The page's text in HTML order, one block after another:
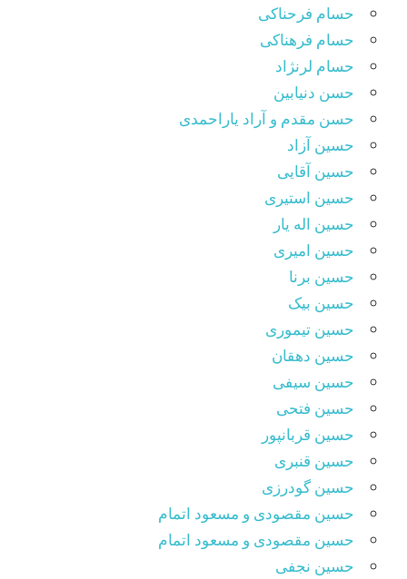
حسام فرحناکی
حسام فرهناکی
حسام لرنژاد
حسن دنیابین
حسن مقدم و آراد یاراحمدی
حسین آزاد
حسین آقایی
حسین استیری
حسین اله یار
حسین امیری
حسین برنا
حسین بیک
حسین تیموری
حسین دهقان
حسین سیفی
حسین فتحی
حسین قربانپور
حسین قنبری
حسین گودرزی
حسین مقصودى و مسعود اتمام
حسین مقصودی و مسعود اتمام
حسین نجفی